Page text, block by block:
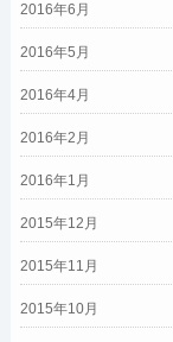
2016年6月
2016年5月
2016年4月
2016年2月
2016年1月
2015年12月
2015年11月
2015年10月